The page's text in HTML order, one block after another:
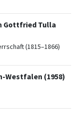
Gottfried Tulla
(1815–1866)
Westfalen (1958)